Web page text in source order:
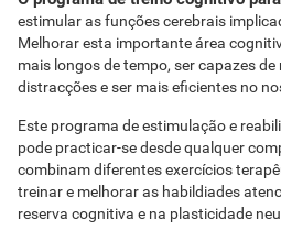
estimular as funções cerebrais
Melhorar esta importante área
mais longos de tempo, ser capazes
distracções e ser mais eficientes no
Este programa de estimulação e
pode practicar-se desde qualquer
combinam diferentes exercícios
treinar e melhorar as habildiades
reserva cognitiva e na plasticidade